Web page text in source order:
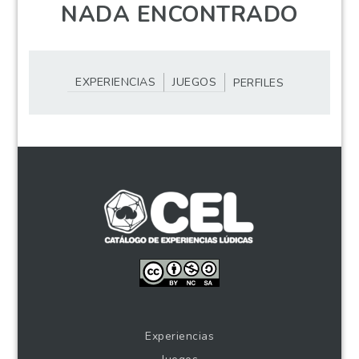
NADA ENCONTRADO
EXPERIENCIAS JUEGOS PERFILES
Experiencias